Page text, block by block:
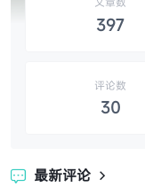
397
评论数
30
 最新评论